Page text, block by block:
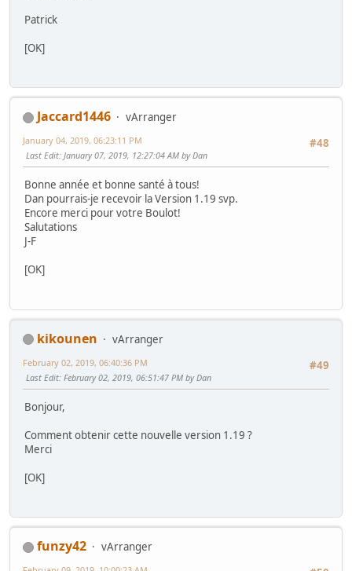
Patrick
[OK]
Jaccard1446
vArranger
#48
January 04, 2019, 06:23:11 PM
Last Edit: January 07, 2019, 12:27:04 AM by Dan
Bonne année et bonne santé à tous!
Dan pourrais-je recevoir la Version 1.19 svp.
Encore merci pour votre Boulot!
Salutations
J-F
[OK]
kikounen
vArranger
#49
February 02, 2019, 06:40:36 PM
Last Edit: February 02, 2019, 06:51:47 PM by Dan
Bonjour,
Comment obtenir cette nouvelle version 1.19 ?
Merci
[OK]
funzy42
vArranger